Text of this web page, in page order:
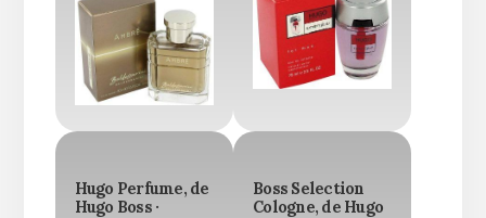
Hugo Perfume, de
Hugo Boss ·
Boss Selection
Cologne, de Hugo